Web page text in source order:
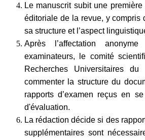
Le manuscrit subit une
éditoriale de la revue, y compris
sa structure et l’aspect
Après l’affectation
examinateurs, le comité
Recherches Universitaires
commenter la structure du
rapports d’examen reçus en
d'évaluation.
La rédaction décide si des
supplémentaires sont